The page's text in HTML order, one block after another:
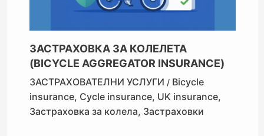
ЗАСТРАХОВКА ЗА КОЛЕЛЕТА
(BICYCLE AGGREGATOR INSURANCE)
ЗАСТРАХОВАТЕЛНИ УСЛУГИ / Bicycle
insurance, Cycle insurance, UK insurance,
Застраховка за колела, Застраховки